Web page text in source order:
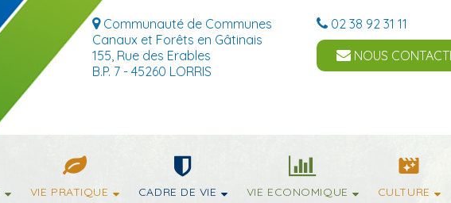
02 38 92 31 11
NOUS
Communauté de Communes
Canaux et Forêts en Gâtinais
155, Rue des Erables
B.P. 7 - 45260 LORRIS
VIE PRATIQUE CADRE DE VIE VIE ECONOMIQUE CULTURE